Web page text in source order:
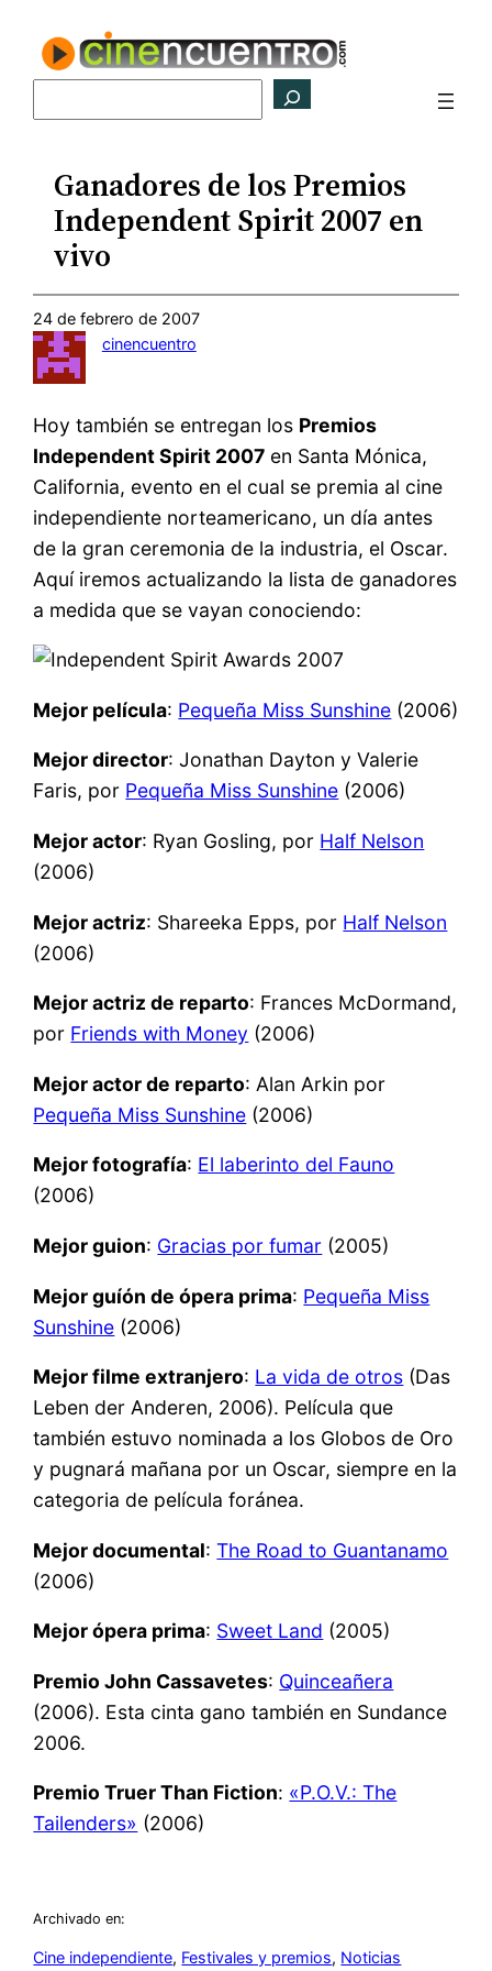
contenido
Ganadores de los Premios
Independent Spirit 2007 en
vivo
24 de febrero de 2007
cinencuentro
Hoy también se entregan los Premios
Independent Spirit 2007 en Santa Mónica,
California, evento en el cual se premia al cine
independiente norteamericano, un día antes
de la gran ceremonia de la industria, el Oscar.
Aquí iremos actualizando la lista de ganadores
a medida que se vayan conociendo:
Mejor película: Pequeña Miss Sunshine (2006)
Mejor director: Jonathan Dayton y Valerie
Faris, por Pequeña Miss Sunshine (2006)
Mejor actor: Ryan Gosling, por Half Nelson
(2006)
Mejor actriz: Shareeka Epps, por Half Nelson
(2006)
Mejor actriz de reparto: Frances McDormand,
por Friends with Money (2006)
Mejor actor de reparto: Alan Arkin por
Pequeña Miss Sunshine (2006)
Mejor fotografía: El laberinto del Fauno
(2006)
Mejor guion: Gracias por fumar (2005)
Mejor guíón de ópera prima: Pequeña Miss
Sunshine (2006)
Mejor filme extranjero: La vida de otros (Das
Leben der Anderen, 2006). Película que
también estuvo nominada a los Globos de Oro
y pugnará mañana por un Oscar, siempre en la
categoria de película foránea.
Mejor documental:The Road to Guantanamo
(2006)
Mejor ópera prima: Sweet Land (2005)
Premio John Cassavetes: Quinceañera
(2006). Esta cinta gano también en Sundance
2006.
Premio Truer Than Fiction: «P.O.V.: The
Tailenders» (2006)
Archivado en:
Cine independiente, Festivales y premios, Noticias